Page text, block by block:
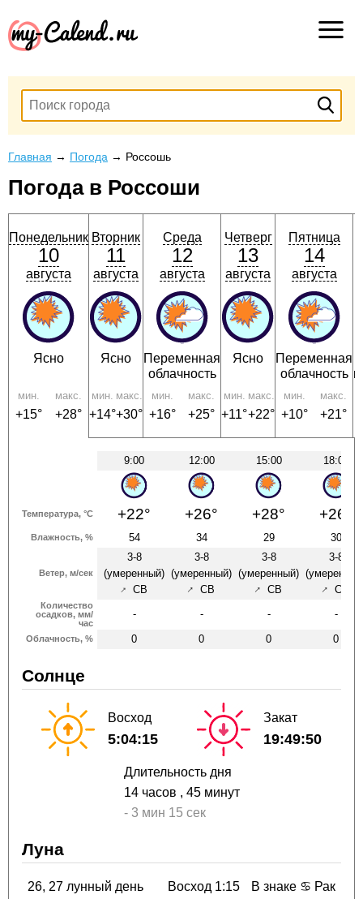
Главная → Погода → Россошь
Погода в Россоши
Понедельник
10
августа
Ясно
мин.
+15°
макс.
+28°
Вторник
11
августа
Ясно
мин.
+14°
макс.
+30°
Среда
12
августа
Переменная
облачность
мин.
+16°
макс.
+25°
Четверг
13
августа
Ясно
мин.
+11°
макс.
+22°
Пятница
14
августа
Переменная
облачность
мин.
+10°
макс.
+21°
9:00 12:00 15:00 18:00
Температура, °C +22° +26° +28° +26°
Влажность, % 54 34 29 30
Ветер, м/сек
3-8
(умеренный)
↑ СВ
3-8
(умеренный)
↑ СВ
3-8
(умеренный)
↑ СВ
3-8
↑ СВ
Количество
осадков, мм/
час
- - - -
Облачность, % 0 0 0 0
Солнце
Восход
5:04:15
Закат
19:49:50
Длительность дня
14 часов , 45 минут
- 3 мин 15 сек
Луна
26, 27 лунный день
Восход 1:15
В знаке ♋ Рак